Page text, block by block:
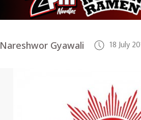
Nareshwor Gyawali 18 July